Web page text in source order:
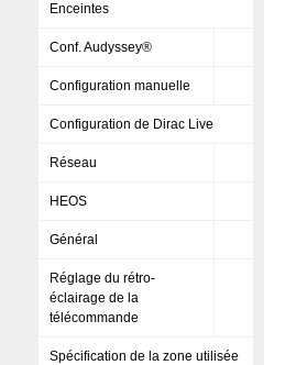
Enceintes
Conf. Audyssey®
Configuration manuelle
Configuration de Dirac Live
Réseau
HEOS
Général
Réglage du rétro-
éclairage de la
télécommande
Spécification de la zone utilisée